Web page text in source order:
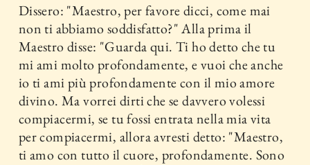
Dissero: "Maestro, per favore dicci, come mai
non ti abbiamo soddisfatto?" Alla prima il
Maestro disse: "Guarda qui. Ti ho detto che tu
mi ami molto profondamente, e vuoi che anche
io ti ami più profondamente con il mio amore
divino. Ma vorrei dirti che se davvero volessi
compiacermi, se tu fossi entrata nella mia vita
per compiacermi, allora avresti detto: "Maestro,
ti amo con tutto il cuore, profondamente. Sono